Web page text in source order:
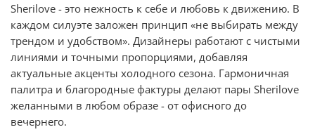
Sherilove - это нежность к себе и любовь к движению. В
каждом силуэте заложен принцип «не выбирать между
трендом и удобством». Дизайнеры работают с чистыми
линиями и точными пропорциями, добавляя
актуальные акценты холодного сезона. Гармоничная
палитра и благородные фактуры делают пары Sherilove
желанными в любом образе - от офисного до
вечернего.